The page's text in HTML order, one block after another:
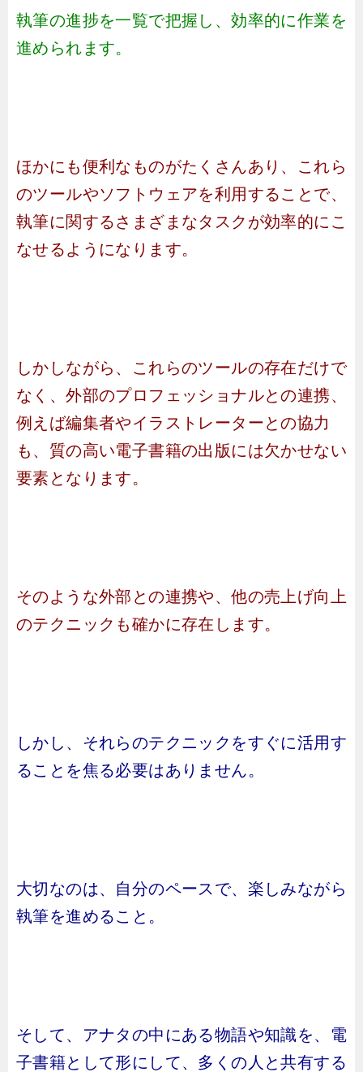
執筆の進捗を一覧で把握し、効率的に作業を
進められます。
ほかにも便利なものがたくさんあり、これら
のツールやソフトウェアを利用することで、
執筆に関するさまざまなタスクが効率的にこ
なせるようになります。
しかしながら、これらのツールの存在だけで
なく、外部のプロフェッショナルとの連携、
例えば編集者やイラストレーターとの協力
も、質の高い電子書籍の出版には欠かせない
要素となります。
そのような外部との連携や、他の売上げ向上
のテクニックも確かに存在します。
しかし、それらのテクニックをすぐに活用す
ることを焦る必要はありません。
大切なのは、自分のペースで、楽しみながら
執筆を進めること。
そして、アナタの中にある物語や知識を、電
子書籍として形にして、多くの人と共有する